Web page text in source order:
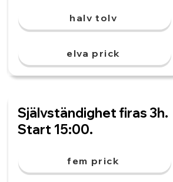
halv tolv
elva prick
Självständighet firas 3h.
Start 15:00.
fem prick